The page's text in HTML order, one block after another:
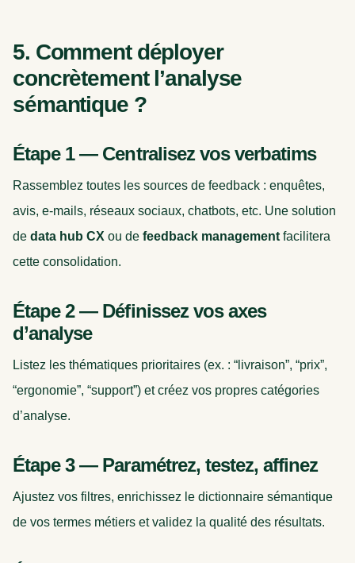
5. Comment déployer
concrètement l’analyse
sémantique ?
Étape 1 — Centralisez vos verbatims
Rassemblez toutes les sources de feedback : enquêtes,
avis, e-mails, réseaux sociaux, chatbots, etc. Une solution
de data hub CX ou de feedback management facilitera
cette consolidation.
Étape 2 — Définissez vos axes
d’analyse
Listez les thématiques prioritaires (ex. : “livraison”, “prix”,
“ergonomie”, “support”) et créez vos propres catégories
d’analyse.
Étape 3 — Paramétrez, testez, affinez
Ajustez vos filtres, enrichissez le dictionnaire sémantique
de vos termes métiers et validez la qualité des résultats.